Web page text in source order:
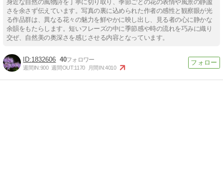
身近な自然の風物詩を丁寧に切り取り、季節ごとの花の表情や風景の静謐
さを余さず伝えています。写真の裏に込められた作者の感性と観察眼が光
る作品群は、異なる花々の魅力を鮮やかに映し出し、見る者の心に静かな
余韻をもたらします。短いフレーズの中に季節感や時の流れを巧みに織り
交ぜ、自然美の奥深さを感じさせる内容となっています。
1832606 40
週間IN:900 週間OUT:1170 月間IN:4010